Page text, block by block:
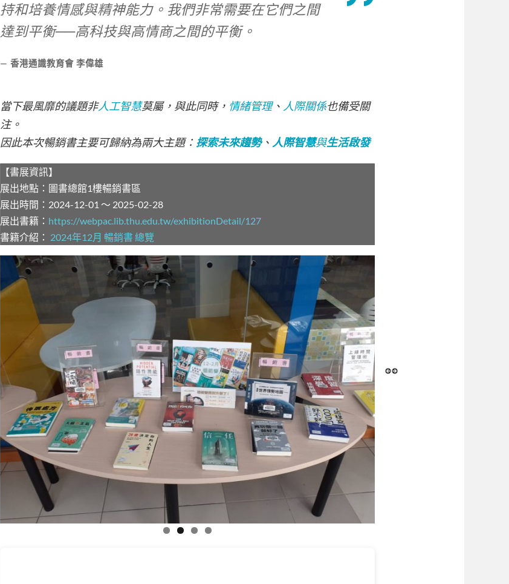
持和培養情感與精神能力。我們非常需要在它們之間
達到平衡──高科技與高情商之間的平衡。
香港通識教育會 李偉雄
當下最風靡的議題非人工智慧莫屬，與此同時， 情緒管理、 人際關係也備受關
注。
因此本次暢銷書主要可歸納為兩大主題： 探索未來趨勢、 人際智慧與生活啟發
【書展資訊】
展出地點：圖書總館1樓暢銷書區
展出時間：2024-12-01 ～ 2025-02-28
展出書籍： https://webpac.lib.thu.edu.tw/exhibitionDetail/127
書籍介紹： 2024年12月 暢銷書 總覽